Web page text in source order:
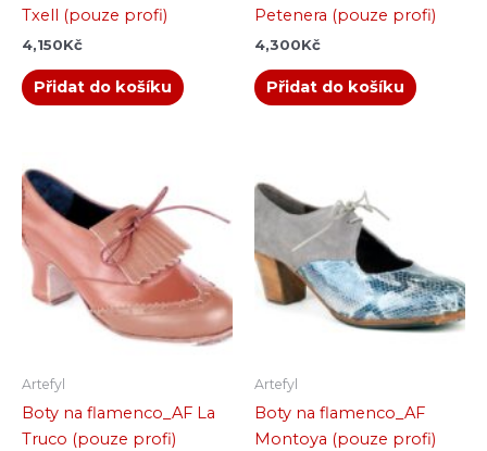
Txell (pouze profi)
4,150Kč
Přidat do košíku
Petenera (pouze profi)
4,300Kč
Přidat do košíku
Artefyl
Boty na flamenco_AF La
Truco (pouze profi)
Artefyl
Boty na flamenco_AF
Montoya (pouze profi)